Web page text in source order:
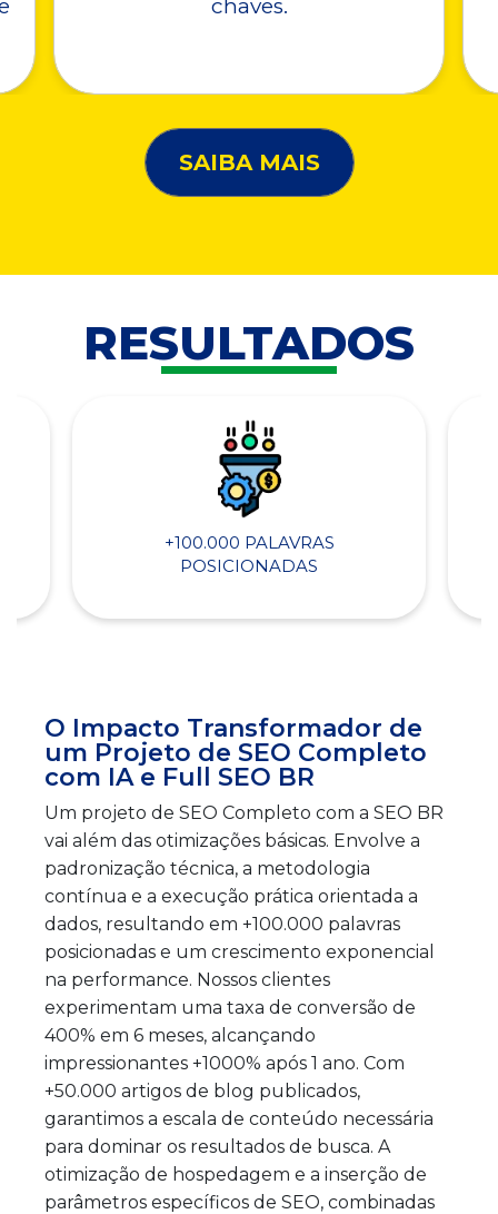
chaves.
SAIBA MAIS
RESULTADOS
+100.000 PALAVRAS
POSICIONADAS
O Impacto Transformador de
um Projeto de SEO Completo
com IA e Full SEO BR
Um projeto de SEO Completo com a SEO BR
vai além das otimizações básicas. Envolve a
padronização técnica, a metodologia
contínua e a execução prática orientada a
dados, resultando em +100.000 palavras
posicionadas e um crescimento exponencial
na performance. Nossos clientes
experimentam uma taxa de conversão de
400% em 6 meses, alcançando
impressionantes +1000% após 1 ano. Com
+50.000 artigos de blog publicados,
garantimos a escala de conteúdo necessária
para dominar os resultados de busca. A
otimização de hospedagem e a inserção de
parâmetros específicos de SEO, combinadas